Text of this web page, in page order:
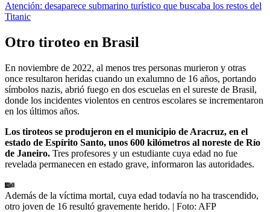
Atención: desaparece submarino turístico que buscaba los restos del
Titanic
Otro tiroteo en Brasil
En noviembre de 2022, al menos tres personas murieron y otras
once resultaron heridas cuando un exalumno de 16 años, portando
símbolos nazis, abrió fuego en dos escuelas en el sureste de Brasil,
donde los incidentes violentos en centros escolares se incrementaron
en los últimos años.
Los tiroteos se produjeron en el municipio de Aracruz, en el
estado de Espírito Santo, unos 600 kilómetros al noreste de Río
de Janeiro. Tres profesores y un estudiante cuya edad no fue
revelada permanecen en estado grave, informaron las autoridades.
Además de la víctima mortal, cuya edad todavía no ha trascendido,
otro joven de 16 resultó gravemente herido. | Foto: AFP